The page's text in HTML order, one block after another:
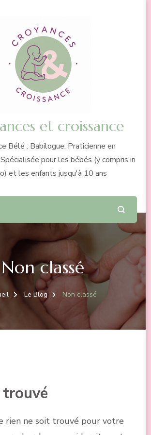
et croissance
Bélé : Babilogue, Praticienne en
pour les bébés (y compris in
et les enfants jusqu'à 10 ans
Non classé
Le Blog Non classé
trouvé
rien ne soit trouvé pour votre